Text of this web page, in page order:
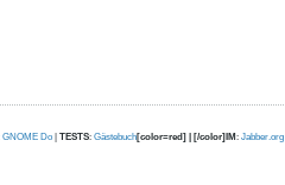
GNOME Do | TESTS: Gästebuch[color=red] | [/color]IM: Jabber.org